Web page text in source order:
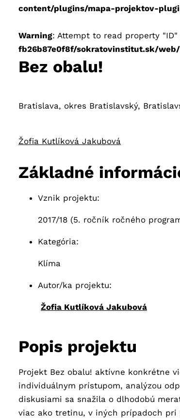
content/plugins/mapa-projektov-
Warning: Attempt to read property
fb26b87e0f8f/sokratovinstitut.sk/
Bez obalu!
Bratislava, okres Bratislavský,
Žofia Kutlíková Jakubová
Základné
Vznik projektu:
2017/18 (5. ročník ročného
Kategória:
Klíma
Autor/ka projektu:
Žofia Kutlíková Jakubová
Popis projektu
Projekt Bez obalu! aktívne konkrétne
individuálnym prístupom, analýzou
diskusiami sa snažila o dlhodobú
viac ako tretinu, v iných prípadoch pri